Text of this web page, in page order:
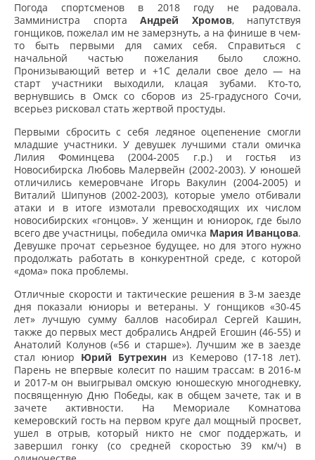
Погода спортсменов в 2018 году не радовала.
Замминистра спорта Андрей Хромов, напутствуя
гонщиков, пожелал им не замерзнуть, а на финише в чем-
то быть первыми для самих себя. Справиться с
начальной частью пожелания было сложно.
Пронизывающий ветер и +1С делали свое дело — на
старт участники выходили, клацая зубами. Кто-то,
вернувшись в Омск со сборов из 25-градусного Сочи,
всерьез рисковал стать жертвой простуды.
Первыми сбросить с себя ледяное оцепенение смогли
младшие участники. У девушек лучшими стали омичка
Лилия Фоминцева (2004-2005 г.р.) и гостья из
Новосибирска Любовь Малервейн (2002-2003). У юношей
отличились кемеровчане Игорь Вакулин (2004-2005) и
Виталий Шипунов (2002-2003), которые умело отбивали
атаки и в итоге измотали превосходящих их числом
новосибирских «гонцов». У женщин и юниорок, где было
всего две участницы, победила омичка Мария Иванцова.
Девушке прочат серьезное будущее, но для этого нужно
продолжать работать в конкурентной среде, с которой
«дома» пока проблемы.
Отличные скорости и тактические решения в 3-м заезде
дня показали юниоры и ветераны. У гонщиков «30-45
лет» лучшую сумму баллов насобирал Сергей Кашин,
также до первых мест добрались Андрей Егошин (46-55) и
Анатолий Колунов («56 и старше»). Лучшим же в заезде
стал юниор Юрий Бутрехиниз Кемерово (17-18 лет).
Парень не впервые колесит по нашим трассам: в 2016-м
и 2017-м он выигрывал омскую юношескую многодневку,
посвященную Дню Победы, как в общем зачете, так и в
зачете активности. На Мемориале Комнатова
кемеровский гость на первом круге дал мощный просвет,
ушел в отрыв, который никто не смог поддержать, и
завершил гонку (со средней скоростью 39 км/ч) в